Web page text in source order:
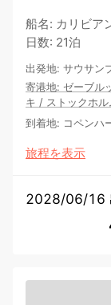
船名: カリビア
日数: 21泊
出発地: サウサン
寄港地: ゼーブル
キ / ストックホル
到着地: コペンハ
旅程を表示
2028/06/16